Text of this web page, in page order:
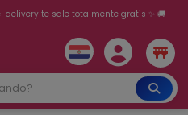
con tarjetas adheridas!